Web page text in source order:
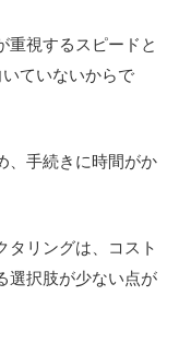
重視するスピードと
ていないからで
、手続きに時間がか
タリングは、コスト
選択肢が少ない点が